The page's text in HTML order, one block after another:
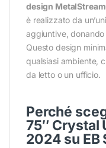
design MetalStream
è realizzato da
aggiuntive,
Questo design
qualsiasi ambiente,
da letto o un ufficio.
Perché
75″ Crystal
2024 su EB